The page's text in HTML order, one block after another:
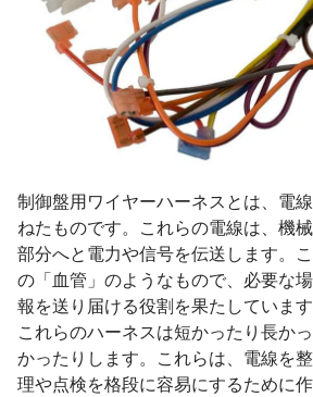
制御盤用ワイヤーハーネスとは、電
ねたものです。これらの電線は、機
部分へと電力や信号を伝送します。
の「血管」のようなもので、必要な
報を送り届ける役割を果たしています
これらのハーネスは短かったり長か
かったりします。これらは、電線を
理や点検を格段に容易にするために